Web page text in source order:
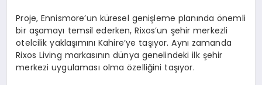
Proje, Ennismore’un küresel genişleme planında önemli
bir aşamayı temsil ederken, Rixos’un şehir merkezli
otelcilik yaklaşımını Kahire’ye taşıyor. Aynı zamanda
Rixos Living markasının dünya genelindeki ilk şehir
merkezi uygulaması olma özelliğini taşıyor.